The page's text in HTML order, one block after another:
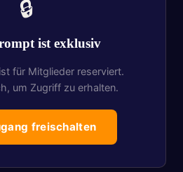
🔒
ist exklusiv
für Mitglieder reserviert.
um Zugriff zu erhalten.
freischalten